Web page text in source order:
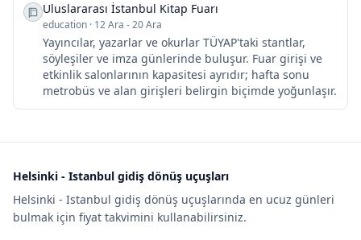
Uluslararası İstanbul Kitap Fuarı
education · 12 Ara - 20 Ara
Yayıncılar, yazarlar ve okurlar TÜYAP'taki stantlar,
söyleşiler ve imza günlerinde buluşur. Fuar girişi ve
etkinlik salonlarının kapasitesi ayrıdır; hafta sonu
metrobüs ve alan girişleri belirgin biçimde yoğunlaşır.
Helsinki - Istanbul gidiş dönüş uçuşları
Helsinki - Istanbul gidiş dönüş uçuşlarında en ucuz günleri
bulmak için fiyat takvimini kullanabilirsiniz.